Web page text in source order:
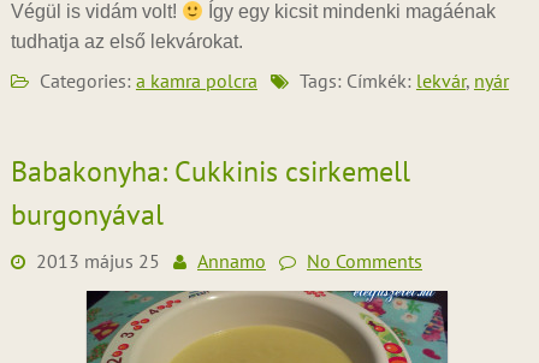
Végül is vidám volt!
Így egy kicsit mindenki magáénak
tudhatja az első lekvárokat.
Categories: a kamra polcra Tags: Címkék: lekvár, nyár
Babakonyha: Cukkinis csirkemell
burgonyával
2013 május 25 Annamo No Comments